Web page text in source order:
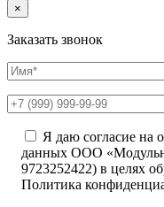
×
Заказать звонок
Я даю согласие на
данных ООО
9723252422) в целях
Политика